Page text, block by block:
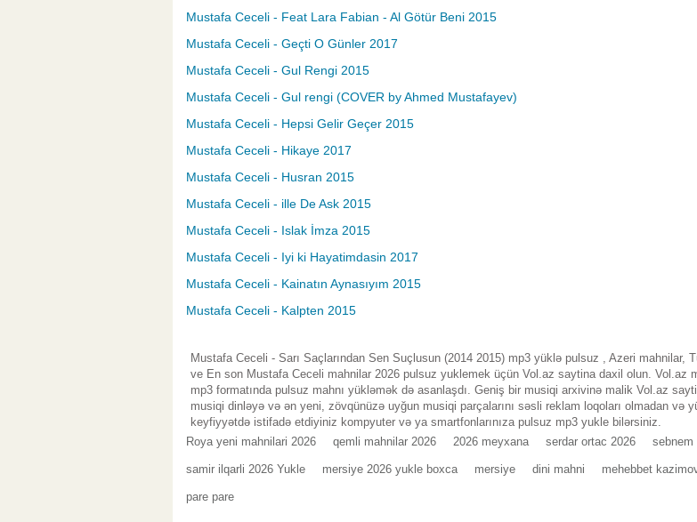
Mustafa Ceceli - Feat Lara Fabian - Al Götür Beni 2015
Mustafa Ceceli - Geçti O Günler 2017
Mustafa Ceceli - Gul Rengi 2015
Mustafa Ceceli - Gul rengi (COVER by Ahmed Mustafayev)
Mustafa Ceceli - Hepsi Gelir Geçer 2015
Mustafa Ceceli - Hikaye 2017
Mustafa Ceceli - Husran 2015
Mustafa Ceceli - ille De Ask 2015
Mustafa Ceceli - Islak İmza 2015
Mustafa Ceceli - Iyi ki Hayatimdasin 2017
Mustafa Ceceli - Kainatın Aynasıyım 2015
Mustafa Ceceli - Kalpten 2015
Mustafa Ceceli - Sarı Saçlarından Sen Suçlusun (2014 2015) mp3 yüklə pulsuz , Azeri mahnilar,
ve En son Mustafa Ceceli mahnilar 2026 pulsuz yuklemek üçün Vol.az saytina daxil olun. Vol.az
mp3 formatında pulsuz mahnı yükləmək də asanlaşdı. Geniş bir musiqi arxivinə malik Vol.az
musiqi dinləyə və ən yeni, zövqünüzə uyğun musiqi parçalarını səsli reklam loqoları olmadan və
keyfiyyətdə istifadə etdiyiniz kompyuter və ya smartfonlarınıza pulsuz mp3 yukle bilərsiniz.
Roya yeni mahnilari 2026 qemli mahnilar 2026 2026 meyxana serdar ortac 2026 sebnem
samir ilqarli 2026 Yukle mersiye 2026 yukle boxca mersiye dini mahni mehebbet
pare pare